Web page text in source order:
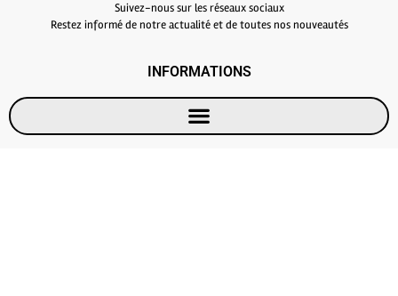
Suivez-nous sur les réseaux sociaux
Restez informé de notre actualité et de toutes nos nouveautés
INFORMATIONS